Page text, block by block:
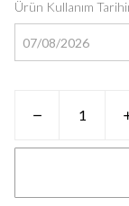
Ürün Kullanım